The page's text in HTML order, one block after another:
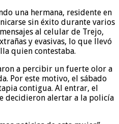
una hermana, residente en
sin éxito durante varios
al celular de Trejo,
y evasivas, lo que llevó
quien contestaba.
a percibir un fuerte olor a
Por este motivo, el sábado
contigua. Al entrar, el
decidieron alertar a la policía